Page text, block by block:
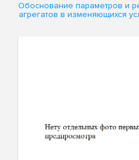
Обоснование параметров и
агрегатов в изменяющихся